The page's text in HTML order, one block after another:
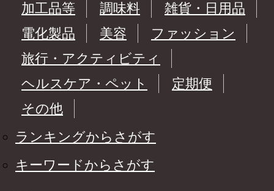
加工品等
調味料
雑貨・日用品
電化製品
美容
ファッション
旅行・アクティビティ
ヘルスケア・ペット
定期便
その他
ランキングからさがす
キーワードからさがす